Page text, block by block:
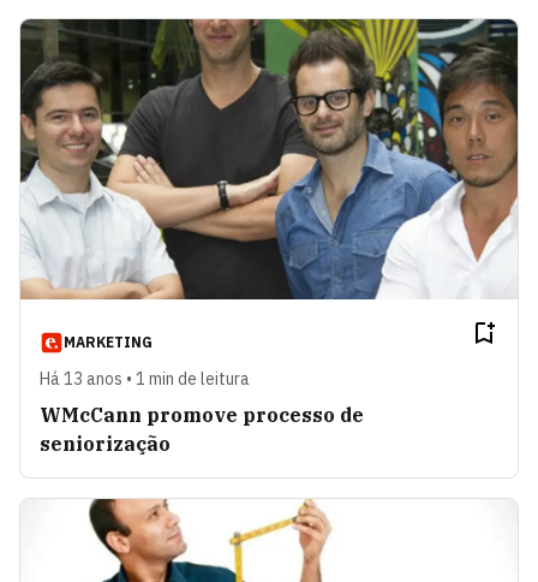
MARKETING
Há 13 anos • 1 min de leitura
WMcCann promove processo de
seniorização